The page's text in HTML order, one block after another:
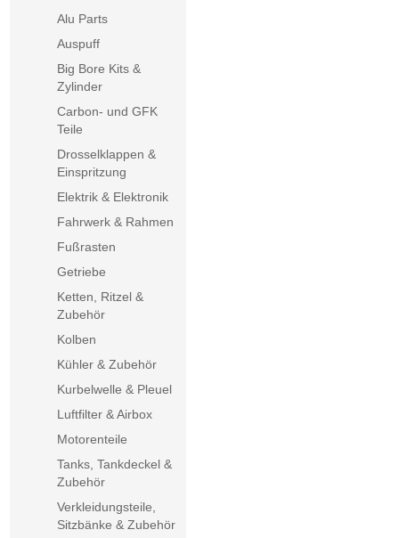
Alu Parts
Auspuff
Big Bore Kits &
Zylinder
Carbon- und GFK
Teile
Drosselklappen &
Einspritzung
Elektrik & Elektronik
Fahrwerk & Rahmen
Fußrasten
Getriebe
Ketten, Ritzel &
Zubehör
Kolben
Kühler & Zubehör
Kurbelwelle & Pleuel
Luftfilter & Airbox
Motorenteile
Tanks, Tankdeckel &
Zubehör
Verkleidungsteile,
Sitzbänke & Zubehör